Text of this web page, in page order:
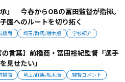
承」 今春からOBの冨田監督が指揮。
園へのルートを切り拓く
橋商 埼玉/群馬/栃木版 学校紹介
言葉】前橋商・冨田裕紀監督「選手
見せたい」
橋商 埼玉/群馬/栃木版 監督コメント